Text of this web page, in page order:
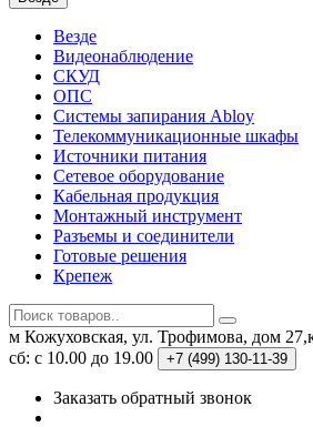
Везде
Видеонаблюдение
СКУД
ОПС
Системы запирания Abloy
Телекоммуникационные шкафы
Источники питания
Сетевое оборудование
Кабельная продукция
Монтажный инструмент
Разъемы и соединители
Готовые решения
Крепеж
м Кожуховская, ул. Трофимова, дом
сб: с 10.00 до 19.00
+7 (499) 130-11-39
Заказать обратный звонок